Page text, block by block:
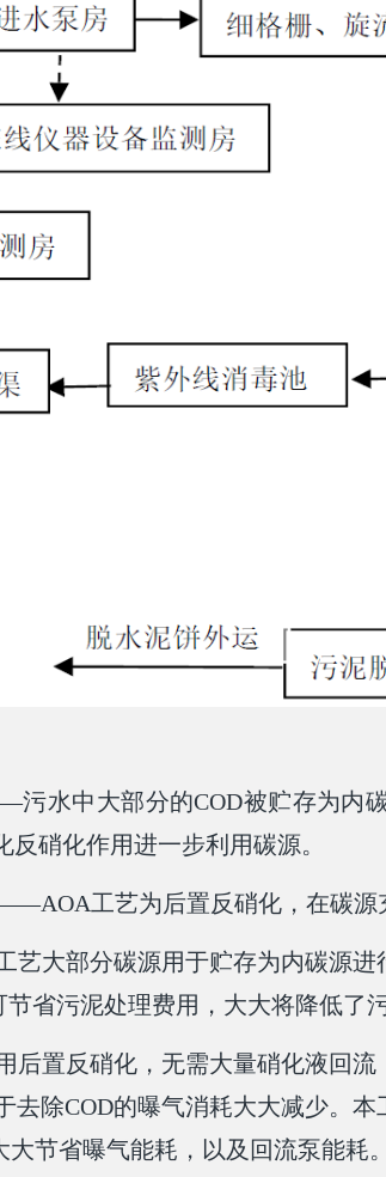
污水中大部分的COD被贮存为内
硝化作用进一步利用碳源。
工艺为后置反硝化，在碳源
艺大部分碳源用于贮存为内碳源
省污泥处理费用，大大将降低了
后置反硝化，无需大量硝化液回
去除COD的曝气消耗大大减少。
节省曝气能耗，以及回流泵能耗。